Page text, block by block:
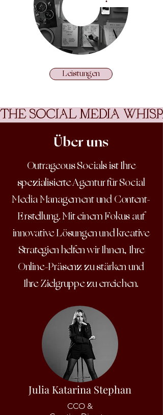
Leistungen
THE SOCIAL MEDIA
Über uns
Outrageous Socials ist Ihre
spezialisierte Agentur für Social
Media Management und Content-
Erstellung. Mit einem Fokus auf
innovative Lösungen und kreative
Strategien helfen wir Ihnen, Ihre
Online-Präsenz zu stärken und
Ihre Zielgruppe zu erreichen.
Julia Katarina Stephan
CCO &